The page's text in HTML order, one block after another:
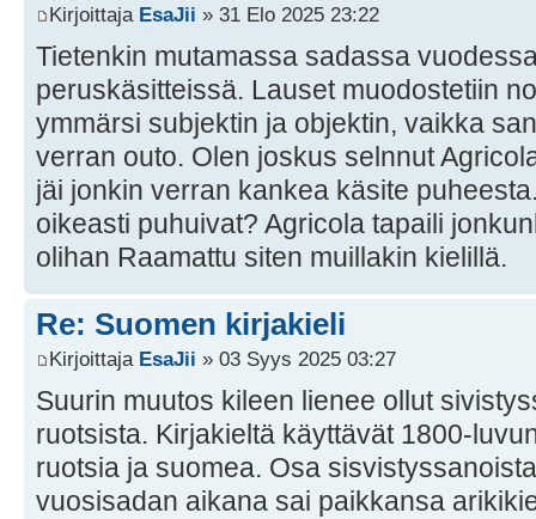
Kirjoittaja EsaJii » 31 Elo 2025 23:22
Tietenkin mutamassa sadassa
peruskäsitteissä. Lauset muodostetiin
ymmärsi subjektin ja objektin, vaikka
verran outo. Olen joskus selnnut
jäi jonkin verran kankea käsite
oikeasti puhuivat? Agricola tapaili
olihan Raamattu siten muillakin kielillä.
Re: Suomen kirjakieli
Kirjoittaja EsaJii » 03 Syys 2025 03:27
Suurin muutos kileen lienee ollut
ruotsista. Kirjakieltä käyttävät 1800-
ruotsia ja suomea. Osa
vuosisadan aikana sai paikkansa